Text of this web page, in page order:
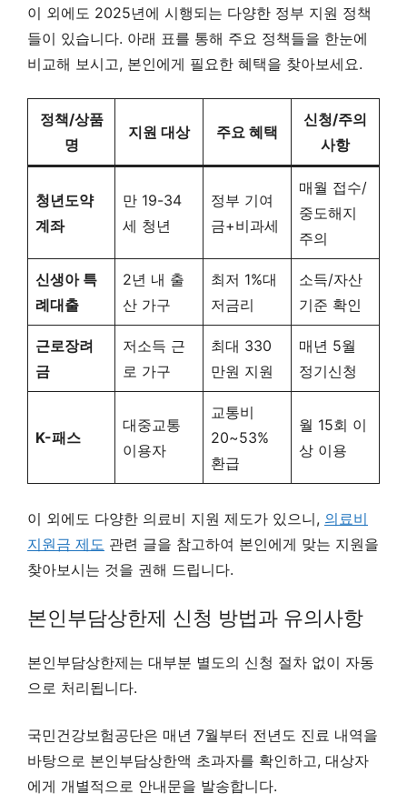
이 외에도 2025년에 시행되는 다양한 정부 지원 정책
들이 있습니다. 아래 표를 통해 주요 정책들을 한눈에
비교해 보시고, 본인에게 필요한 혜택을 찾아보세요.
정책/상품
명
지원 대상 주요 혜택
신청/주의
사항
청년도약
계좌
만 19-34
세 청년
정부 기여
금+비과세
매월 접수/
중도해지
주의
신생아 특
례대출
2년 내 출
산 가구
최저 1%대
저금리
소득/자산
기준 확인
근로장려
금
저소득 근
로 가구
최대 330
만원 지원
매년 5월
정기신청
K-패스
대중교통
이용자
교통비
20~53%
환급
월 15회 이
상 이용
이 외에도 다양한 의료비 지원 제도가 있으니, 의료비
지원금 제도 관련 글을 참고하여 본인에게 맞는 지원을
찾아보시는 것을 권해 드립니다.
본인부담상한제 신청 방법과 유의사항
본인부담상한제는 대부분 별도의 신청 절차 없이 자동
으로 처리됩니다.
국민건강보험공단은 매년 7월부터 전년도 진료 내역을
바탕으로 본인부담상한액 초과자를 확인하고, 대상자
에게 개별적으로 안내문을 발송합니다.